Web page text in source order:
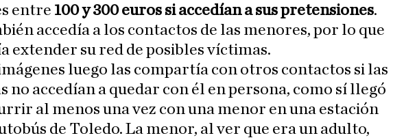
entre 100 y 300 euros si accedían a sus pretensiones.
accedía a los contactos de las menores, por lo que
extender su red de posibles víctimas.
luego las compartía con otros contactos si las
no accedían a quedar con él en persona, como sí llegó
al menos una vez con una menor en una estación
de Toledo. La menor, al ver que era un adulto,